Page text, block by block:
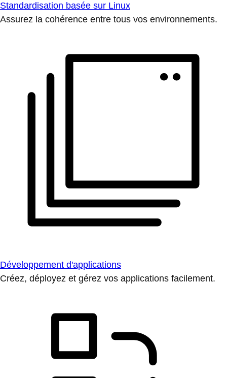
Standardisation basée sur Linux
Assurez la cohérence entre tous vos environnements.
Développement d'applications
Créez, déployez et gérez vos applications facilement.